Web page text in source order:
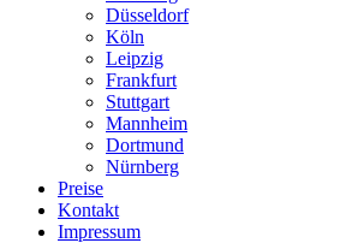
Düsseldorf
Köln
Leipzig
Frankfurt
Stuttgart
Mannheim
Dortmund
Nürnberg
Preise
Kontakt
Impressum